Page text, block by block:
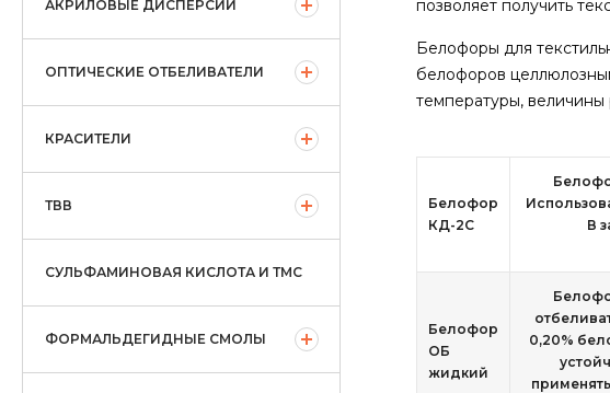
АКРИЛОВЫЕ ДИСПЕРСИИ
ОПТИЧЕСКИЕ ОТБЕЛИВАТЕЛИ
КРАСИТЕЛИ
ТВВ
СУЛЬФАМИНОВАЯ КИСЛОТА И ТМС
ФОРМАЛЬДЕГИДНЫЕ СМОЛЫ
позволяет получить
Белофоры для
белофоров
температуры,
Белофор
КД-2С
В
Белофор
ОБ
жидкий
0,20%